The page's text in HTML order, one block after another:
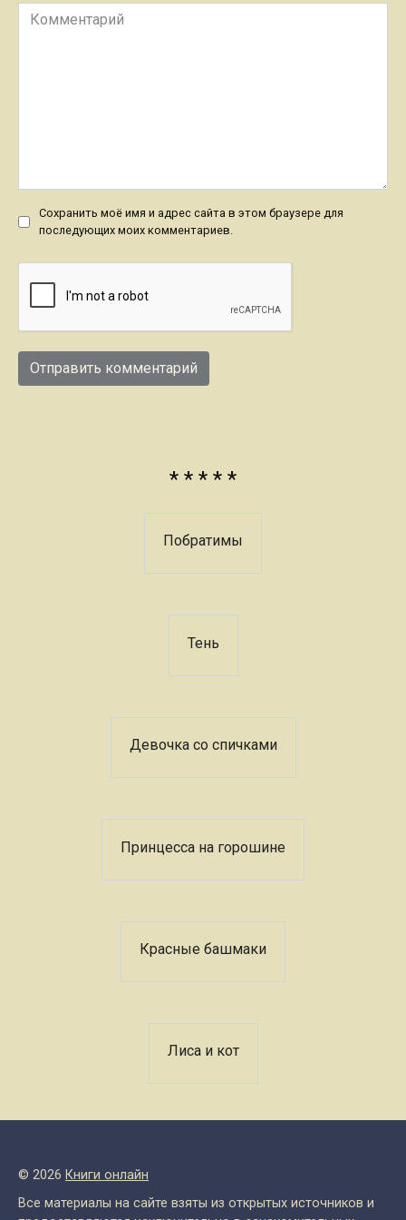
Комментарий
Сохранить моё имя и адрес сайта в этом браузере для
последующих моих комментариев.
* * * * *
Побратимы
Тень
Девочка со спичками
Принцесса на горошине
Красные башмаки
Лиса и кот
© 2026 Книги онлайн
Все материалы на сайте взяты из открытых источников и